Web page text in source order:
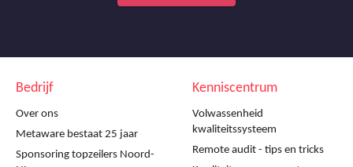
Bedrijf
Over ons
Metaware bestaat 25 jaar
Sponsoring topzeilers Noord-
Kenniscentrum
Volwassenheid
kwaliteitssysteem
Remote audit - tips en tricks